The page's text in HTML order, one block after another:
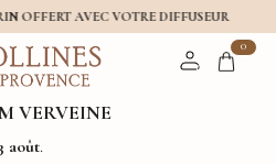
OFFERT AVEC VOTRE DIFFUSEUR
0
VERVEINE
août.